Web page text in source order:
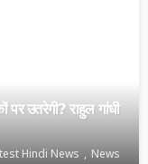
उतरेगी? राहुल गांधी
Hindi News
News